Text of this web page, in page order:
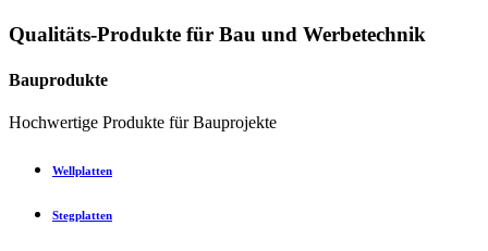
Qualitäts-Produkte für Bau und Werbetechnik
Bauprodukte
Hochwertige Produkte für Bauprojekte
Wellplatten
Stegplatten